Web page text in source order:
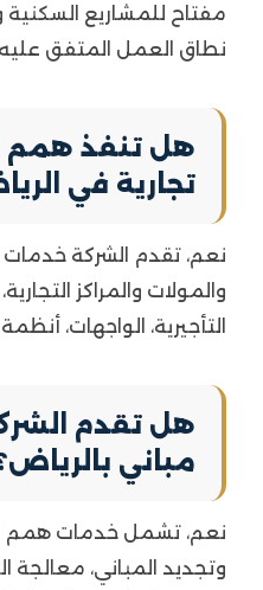
مفتاح للمشاريع السكنية
نطاق العمل المتفق
هل تنفذ همم
تجارية في
نعم، تقدم الشركة خدمات
والمولات والمراكز
التأجيرية، الواجهات،
هل تقدم
مباني
نعم، تشمل خدمات همم
وتجديد المباني، معالجة